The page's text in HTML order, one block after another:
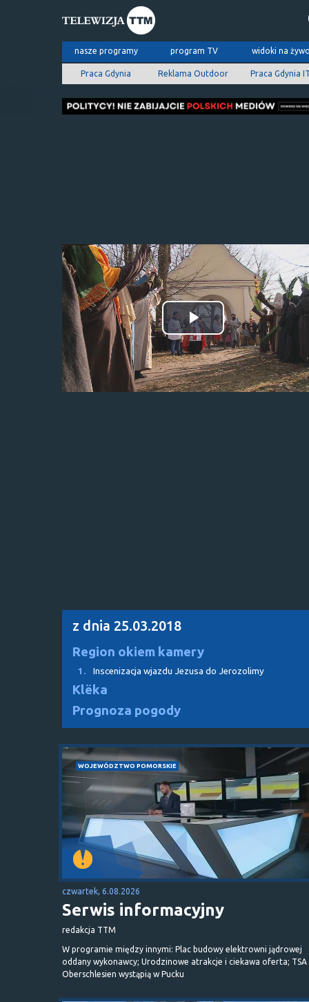
nasze programy program TV widoki na
Praca Gdynia Reklama Outdoor Praca Gdynia
Odtwórz
wideo
z dnia 25.03.2018
Region okiem kamery
1. Inscenizacja wjazdu Jezusa do Jerozolimy
Klëka
Prognoza pogody
WOJEWÓDZTWO POMORSKIE
czwartek, 6.08.2026
Serwis informacyjny
redakcja TTM
W programie między innymi: Plac budowy elektrowni jądrowej
oddany wykonawcy; Urodzinowe atrakcje i ciekawa oferta; TSA
Oberschlesien wystąpią w Pucku